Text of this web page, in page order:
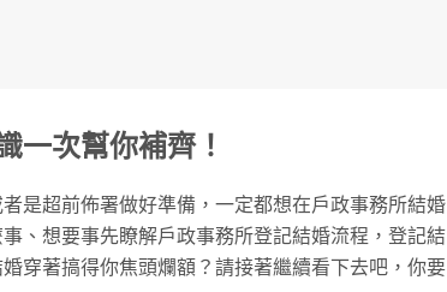
一次幫你補齊！
是超前佈署做好準備，一定都想在戶政事務所結婚
、想要事先瞭解戶政事務所登記結婚流程，登記結
穿著搞得你焦頭爛額？請接著繼續看下去吧，你要